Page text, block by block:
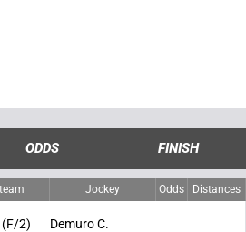
ODDS FINISH
Jockey Odds Distances
(F/2) Demuro C.